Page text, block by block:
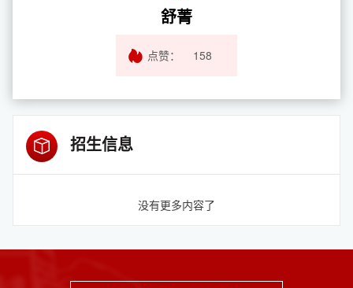
舒菁
点赞： 158
招生信息
没有更多内容了